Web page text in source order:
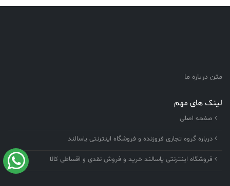
متن درباره ما
لینک های مهم
صفحه اصلی
درباره گروه تجاری فروزنده و فروشگاه اینترنتی یاسالند
فروشگاه اینترنتی یاسالند خرید و فروش نقدی و اقساطی کالا